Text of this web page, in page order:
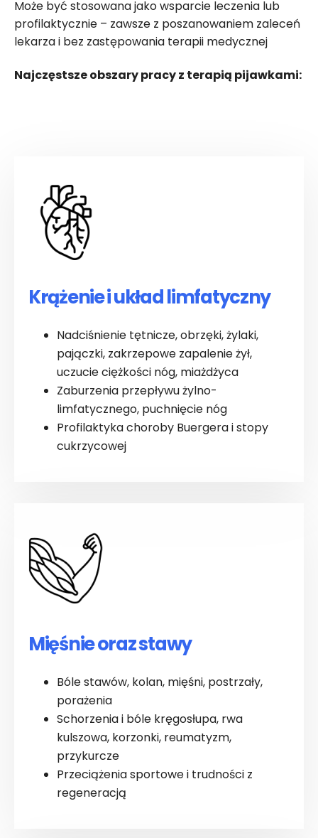
Może być stosowana jako wsparcie leczenia lub
profilaktycznie – zawsze z poszanowaniem zaleceń
lekarza i bez zastępowania terapii medycznej
Najczęstsze obszary pracy z terapią pijawkami:
Krążenie i układ limfatyczny
Nadciśnienie tętnicze, obrzęki, żylaki,
pajączki, zakrzepowe zapalenie żył,
uczucie ciężkości nóg, miażdżyca
Zaburzenia przepływu żylno-
limfatycznego, puchnięcie nóg
Profilaktyka choroby Buergera i stopy
cukrzycowej
Mięśnie oraz stawy
Bóle stawów, kolan, mięśni, postrzały,
porażenia
Schorzenia i bóle kręgosłupa, rwa
kulszowa, korzonki, reumatyzm,
przykurcze
Przeciążenia sportowe i trudności z
regeneracją